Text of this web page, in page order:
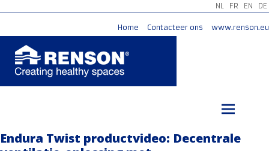
NL FR EN DE
Home Contacteer ons www.renson.eu
Endura Twist productvideo: Decentrale